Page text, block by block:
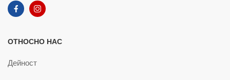
ОТНОСНО НАС
Дейност